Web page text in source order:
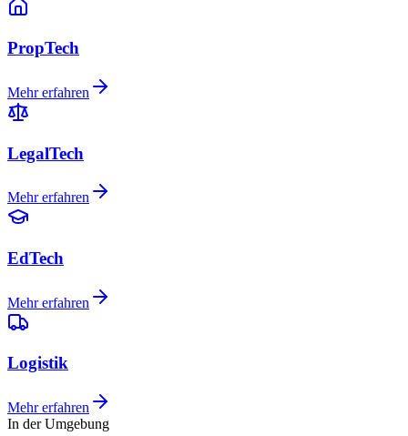
PropTech
Mehr erfahren
LegalTech
Mehr erfahren
EdTech
Mehr erfahren
Logistik
Mehr erfahren
In der Umgebung